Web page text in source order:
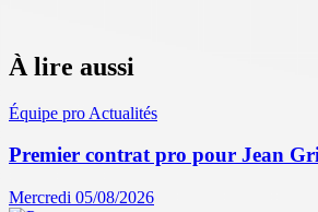
À lire aussi
Équipe pro Actualités
Premier contrat pro pour Jean
Mercredi 05/08/2026